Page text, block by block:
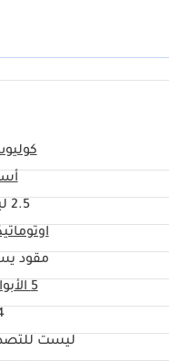
2.5 ليتر
مقود
5 الأبواب
ليست